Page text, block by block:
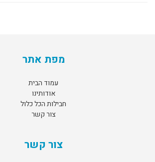
מפת אתר
עמוד הבית
אודותינו
חבילות הכל כלול
צור קשר
צור קשר